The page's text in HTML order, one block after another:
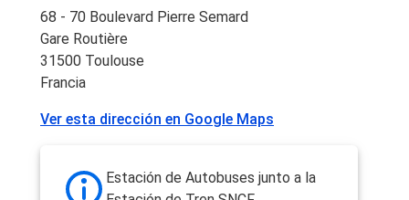
68 - 70 Boulevard Pierre Semard
Gare Routière
31500 Toulouse
Francia
Ver esta dirección en Google Maps
Estación de Autobuses junto a la